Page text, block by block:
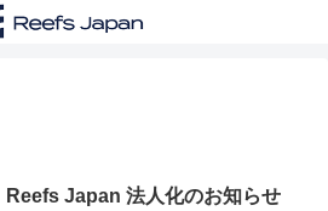
Reefs Japan 法人化のお知らせ